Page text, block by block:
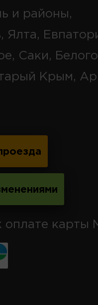
и районы,
Ялта,
Саки,
Крым,
оплате карты